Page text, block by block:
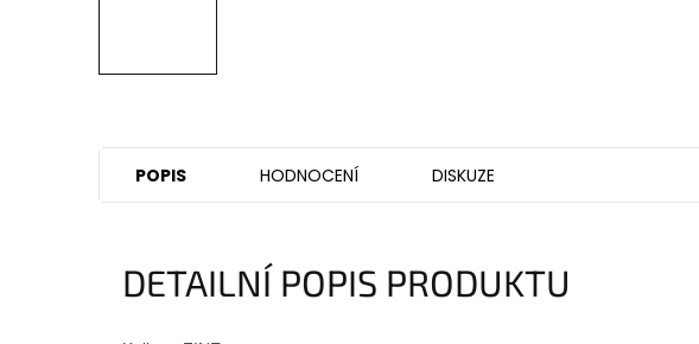
POPIS HODNOCENÍ DISKUZE
DETAILNÍ POPIS PRODUKTU